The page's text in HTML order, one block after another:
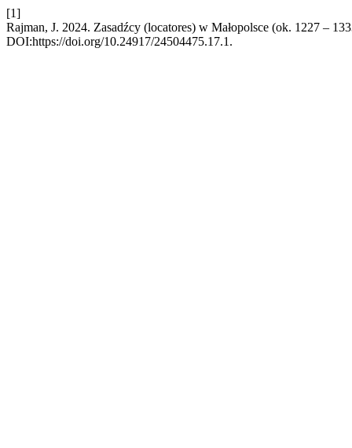
[1]
Rajman, J. 2024. Zasadźcy (locatores) w Małopolsce (ok. 1227 –
DOI:https://doi.org/10.24917/24504475.17.1.